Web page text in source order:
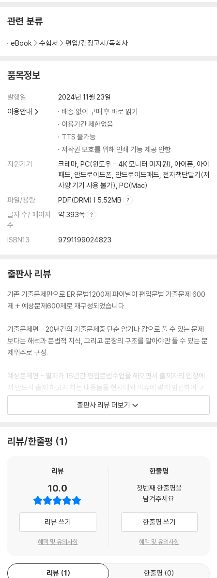
관련 분류
eBook 수험서 편입/검정고시/독학사
품목정보
발행일
2024년 11월 23일
이용안내
배송 없이 구매 후 바로 읽기
이용기간 제한없음
TTS 불가능
저작권 보호를 위해 인쇄 기능 제공 안함
지원기기
크레마, PC(윈도우 - 4K 모니터 미지원), 아이폰, 아이
패드, 안드로이드폰, 안드로이드패드, 전자책단말기(저
사양 기기 사용 불가), PC(Mac)
파일/용량
PDF(DRM) | 5.52MB
글자 수/ 페이지
수
약 393쪽
ISBN13 9791199024823
출판사 리뷰
기존 기출문제만으로 ER 문법1200제 파이널이 편입문법 기출문제 600
제 + 예상문제600제로 재구성되었습니다.
기출문제편 - 20년간의 기출문제중 단순 암기나 감으로 풀 수 있는 문제
보다는 해석과 문법적 지식, 그리고 문장의 구조를 알아야만 풀 수 있는 문
제위주로 구성.
예상문제편 - 필자가 15년간 편입문법수업을 해오면서 출제자의 입장에
서 반드시 출제 하고자 하는 내용들을 현시대와 이슈에 맞게 엄선하여 구
성
제를 한권으로 마스터할 수 있는 편입 문법대비 문제집.
출판사 리뷰 더보기
리뷰/한줄평 1
리뷰
10.0
리뷰 쓰기
혜택 및 유의사항
한줄평
첫번째 한줄평을
남겨주세요.
한줄평 쓰기
혜택 및 유의사항
리뷰 1 한줄평 0